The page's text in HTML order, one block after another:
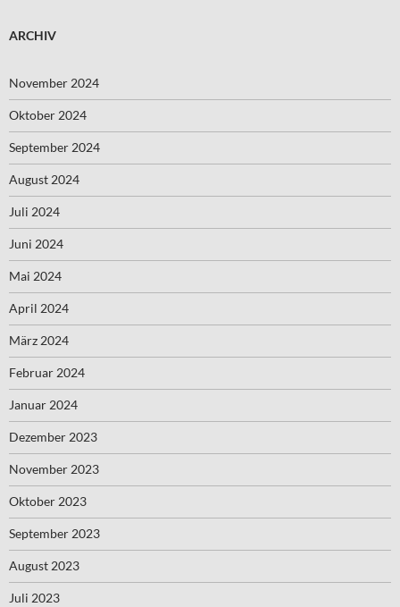
ARCHIV
November 2024
Oktober 2024
September 2024
August 2024
Juli 2024
Juni 2024
Mai 2024
April 2024
März 2024
Februar 2024
Januar 2024
Dezember 2023
November 2023
Oktober 2023
September 2023
August 2023
Juli 2023